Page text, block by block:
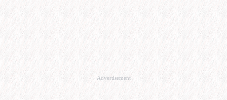
Advertisement